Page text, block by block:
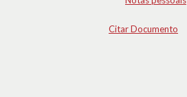
Citar Documento